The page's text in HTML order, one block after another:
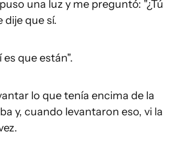
una luz y me preguntó: "¿Tú
dije que sí.
que están".
lo que tenía encima de la
y, cuando levantaron eso, vi la